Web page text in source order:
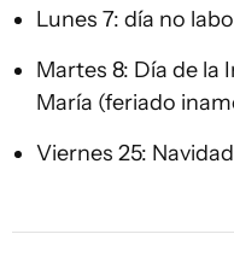
Lunes 7: día no
Martes 8: Día de la
María (feriado
Viernes 25: